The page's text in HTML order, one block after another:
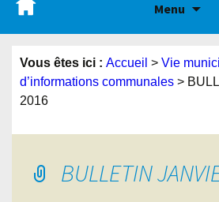
Menu
Vous êtes ici : Accueil > Vie
d’informations communales >
2016
BULLETIN